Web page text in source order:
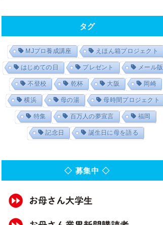
タグ
MJプロ養成講座 えほん箱プロジェクト
はじめての日 プレゼント メール版
不登校 乾杯 大阪 岡崎
横浜 母の湯 母時間プロジェクト
特集 百万人の夢宣言 福岡
記念日 誕生日に母を語る
◇ 募集中 ◇